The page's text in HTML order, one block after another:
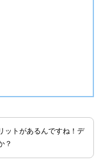
ットがあるんですね！デ
？